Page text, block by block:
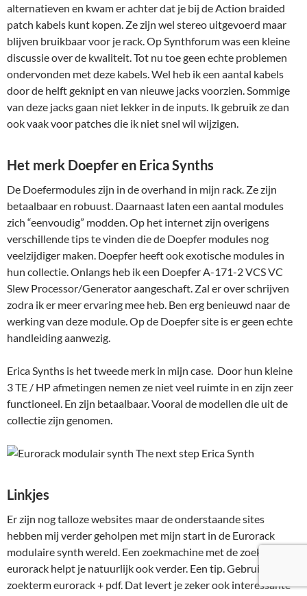
alternatieven en kwam er achter dat je bij de Action braided
patch kabels kunt kopen. Ze zijn wel stereo uitgevoerd maar
blijven bruikbaar voor je rack. Op Synthforum was een kleine
discussie over de kwaliteit. Tot nu toe geen echte problemen
ondervonden met deze kabels. Wel heb ik een aantal kabels
door de helft geknipt en van nieuwe jacks voorzien. Sommige
van deze jacks gaan niet lekker in de inputs. Ik gebruik ze dan
ook vaak voor patches die ik niet snel wil wijzigen.
Het merk Doepfer en Erica Synths
De Doefermodules zijn in de overhand in mijn rack. Ze zijn
betaalbaar en robuust. Daarnaast laten een aantal modules
zich “eenvoudig” modden. Op het internet zijn overigens
verschillende tips te vinden die de Doepfer modules nog
veelzijdiger maken. Doepfer heeft ook exotische modules in
hun collectie. Onlangs heb ik een Doepfer A-171-2 VCS VC
Slew Processor/Generator aangeschaft. Zal er over schrijven
zodra ik er meer ervaring mee heb. Ben erg benieuwd naar de
werking van deze module. Op de Doepfer site is er geen echte
handleiding aanwezig.
Erica Synths is het tweede merk in mijn case. Door hun kleine
3 TE / HP afmetingen nemen ze niet veel ruimte in en zijn zeer
functioneel. En zijn betaalbaar. Vooral de modellen die uit de
collectie zijn genomen.
Linkjes
Er zijn nog talloze websites maar de onderstaande sites
hebben mij verder geholpen met mijn start in de Eurorack
modulaire synth wereld. Een zoekmachine met de zoekterm
eurorack helpt je natuurlijk ook verder. Een tip. Gebruik de
zoekterm eurorack + pdf. Dat levert je zeker ook interessante